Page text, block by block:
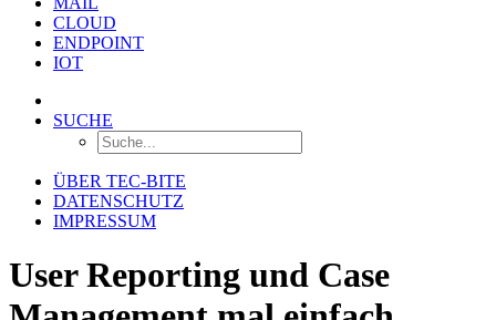
CLOUD
ENDPOINT
IOT
SUCHE
ÜBER TEC-BITE
DATENSCHUTZ
IMPRESSUM
User Reporting und Case